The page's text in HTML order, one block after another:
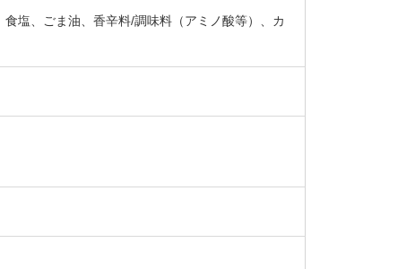
塩、ごま油、香辛料/調味料（アミノ酸等）、カ